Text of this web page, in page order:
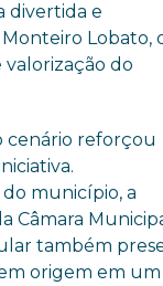
divertida e
Lobato,
do
cenário reforçou
município, a
também
origem em